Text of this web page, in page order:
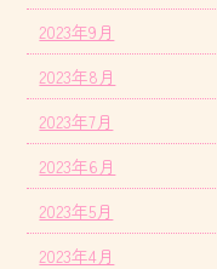
2023年9月
2023年8月
2023年7月
2023年6月
2023年5月
2023年4月